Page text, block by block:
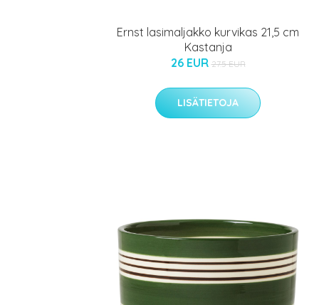
Ernst lasimaljakko kurvikas 21,5 cm
Kastanja
26 EUR 27.5 EUR
LISÄTIETOJA